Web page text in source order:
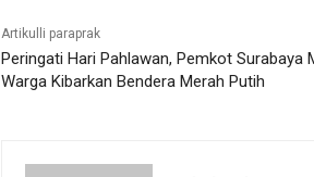
Artikulli paraprak
Peringati Hari Pahlawan, Pemkot Surabaya
Warga Kibarkan Bendera Merah Putih